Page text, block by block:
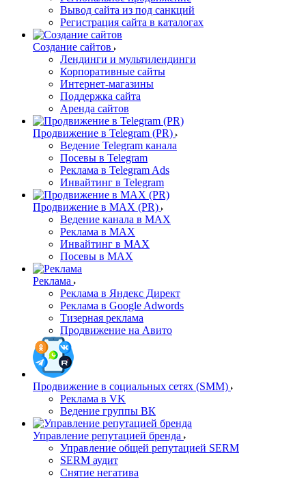
Вывод сайта из под санкций
Регистрация сайта в каталогах
Создание сайтов
Лендинги и мультилендинги
Корпоративные сайты
Интернет-магазины
Поддержка сайта
Аренда сайтов
Продвижение в Telegram (PR)
Ведение Telegram канала
Посевы в Telegram
Реклама в Telegram Ads
Инвайтинг в Telegram
Продвижение в MAX (PR)
Ведение канала в MAX
Реклама в MAX
Инвайтинг в MAX
Посевы в MAX
Реклама
Реклама в Яндекс Директ
Реклама в Google Adwords
Тизерная реклама
Продвижение на Авито
Продвижение в социальных сетях (SMM)
Реклама в VK
Ведение группы ВК
Управление репутацией бренда
Управление общей репутацией SERM
SERM аудит
Снятие негатива